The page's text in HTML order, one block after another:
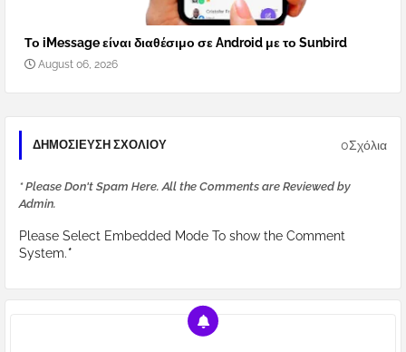
Το iMessage είναι διαθέσιμο σε Android με το Sunbird
August 06, 2026
ΔΗΜΟΣΊΕΥΣΗ ΣΧΟΛΊΟΥ 0Σχόλια
* Please Don't Spam Here. All the Comments are Reviewed by
Admin.
Please Select Embedded Mode To show the Comment
System.*